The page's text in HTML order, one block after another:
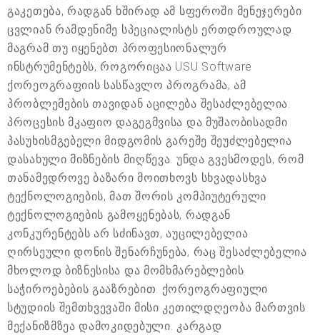
გაკეთება, რადგან ხშირად ამ სფეროში მენეჯერები
ცვლიან რამდენიმე სპეციალისტს ერთდროულად.
მაგრამ თუ იყენებთ პროფესიონალურ
ინსტრუმენტებს, როგორიცაა USU Software
ქორეოგრაფიის სასწავლო პროგრამა, ამ
პრობლემების თავიდან აცილება შესაძლებელია.
პროცესის მკაფიო დაგეგმვისა და მუშაობისადმი
პასუხისმგებელი მიდგომის გარეშე შეუძლებელია
დასახული მიზნების მიღწევა. უნდა გვესმოდეს, რომ
თანამედროვე ბაზარი მოითხოვს სხვადასხვა
ტექნოლოგიების, მათ შორის კომპიუტერული
ტექნოლოგიების გამოყენებას, რადგან
კონკურენტებს არ სძინავთ, აუცილებელია
ღირსეული დონის შენარჩუნება, რაც შესაძლებელია
მხოლოდ ბიზნესისა და მომხმარებლების
საჭიროებების გააზრებით. ქორეოგრაფიული
სტუდიის შემთხვევაში მისი კეთილდღეობა მართვის
მექანიზმზეა დამოკიდებული. კარგად